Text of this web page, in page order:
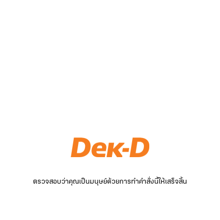
ตรวจสอบว่าคุณเป็นมนุษย์ด้วยการทำคำสั่งนี้ให้เสร็จสิ้น